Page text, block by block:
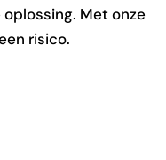
Met onze
risico.